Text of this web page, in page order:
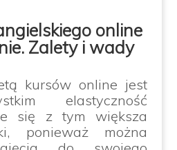
online
Zalety i wady
kursów online jest
elastyczność
się z tym większa
ponieważ można